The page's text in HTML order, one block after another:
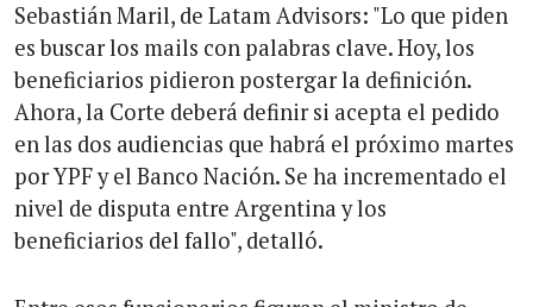
Sebastián Maril, de Latam Advisors: "Lo que piden
es buscar los mails con palabras clave. Hoy, los
beneficiarios pidieron postergar la definición.
Ahora, la Corte deberá definir si acepta el pedido
en las dos audiencias que habrá el próximo martes
por YPF y el Banco Nación. Se ha incrementado el
nivel de disputa entre Argentina y los
beneficiarios del fallo", detalló.